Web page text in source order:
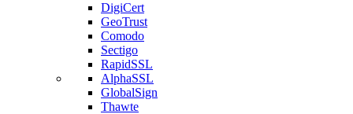
DigiCert
GeoTrust
Comodo
Sectigo
RapidSSL
AlphaSSL
GlobalSign
Thawte